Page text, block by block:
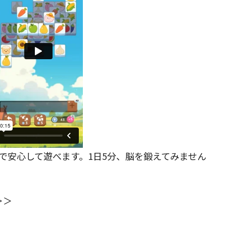
安心して遊べます。1日5分、脳を鍛えてみません